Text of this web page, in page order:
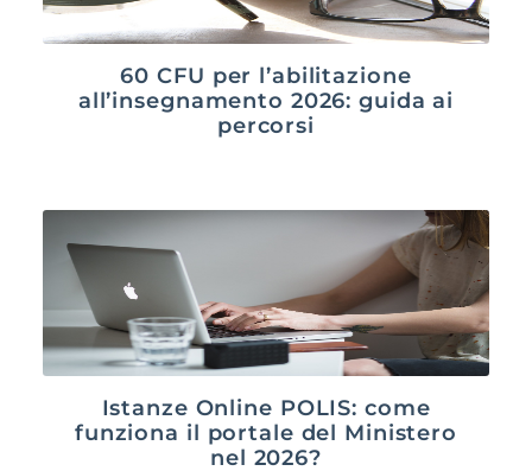
60 CFU per l’abilitazione
all’insegnamento 2026: guida ai
percorsi
Istanze Online POLIS: come
funziona il portale del Ministero
nel 2026?